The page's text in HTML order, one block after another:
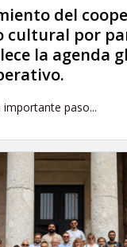
del
cultural por
la agenda
paso...